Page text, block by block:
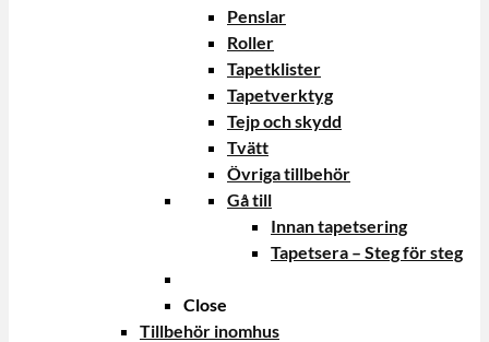
Penslar
Roller
Tapetklister
Tapetverktyg
Tejp och skydd
Tvätt
Övriga tillbehör
Gå till
Innan tapetsering
Tapetsera – Steg för steg
Close
Tillbehör inomhus